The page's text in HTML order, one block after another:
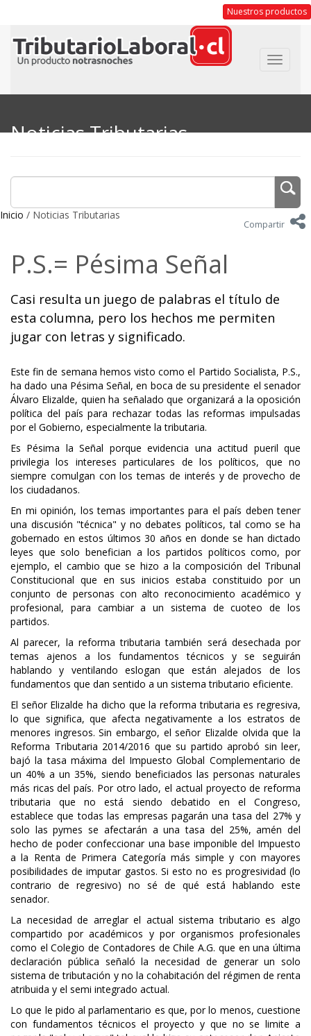
Nuestros productos
Toggle
Noticias Tributarias
Inicio / Noticias Tributarias
Compartir
P.S.= Pésima Señal
Casi resulta un juego de palabras el título de
esta columna, pero los hechos me permiten
jugar con letras y significado.
Este fin de semana hemos visto como el Partido Socialista, P.S.,
ha dado una Pésima Señal, en boca de su presidente el senador
Álvaro Elizalde, quien ha señalado que organizará a la oposición
política del país para rechazar todas las reformas impulsadas
por el Gobierno, especialmente la tributaria.
Es Pésima la Señal porque evidencia una actitud pueril que
privilegia los intereses particulares de los políticos, que no
siempre comulgan con los temas de interés y de provecho de
los ciudadanos.
En mi opinión, los temas importantes para el país deben tener
una discusión "técnica" y no debates políticos, tal como se ha
gobernado en estos últimos 30 años en donde se han dictado
leyes que solo benefician a los partidos políticos como, por
ejemplo, el cambio que se hizo a la composición del Tribunal
Constitucional que en sus inicios estaba constituido por un
conjunto de personas con alto reconocimiento académico y
profesional, para cambiar a un sistema de cuoteo de los
partidos.
Al parecer, la reforma tributaria también será desechada por
temas ajenos a los fundamentos técnicos y se seguirán
hablando y ventilando eslogan que están alejados de los
fundamentos que dan sentido a un sistema tributario eficiente.
El señor Elizalde ha dicho que la reforma tributaria es regresiva,
lo que significa, que afecta negativamente a los estratos de
menores ingresos. Sin embargo, el señor Elizalde olvida que la
Reforma Tributaria 2014/2016 que su partido aprobó sin leer,
bajó la tasa máxima del Impuesto Global Complementario de
un 40% a un 35%, siendo beneficiados las personas naturales
más ricas del país. Por otro lado, el actual proyecto de reforma
tributaria que no está siendo debatido en el Congreso,
establece que todas las empresas pagarán una tasa del 27% y
solo las pymes se afectarán a una tasa del 25%, amén del
hecho de poder confeccionar una base imponible del Impuesto
a la Renta de Primera Categoría más simple y con mayores
posibilidades de imputar gastos. Si esto no es progresividad (lo
contrario de regresivo) no sé de qué está hablando este
senador.
La necesidad de arreglar el actual sistema tributario es algo
compartido por académicos y por organismos profesionales
como el Colegio de Contadores de Chile A.G. que en una última
declaración pública señaló la necesidad de generar un solo
sistema de tributación y no la cohabitación del régimen de renta
atribuida y el semi integrado actual.
Lo que le pido al parlamentario es que, por lo menos, cuestione
con fundamentos técnicos el proyecto y que no se limite a